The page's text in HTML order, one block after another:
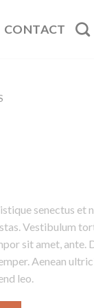
CONTACT
senectus et
Vestibulum
sit amet, ante.
Aenean
leo.